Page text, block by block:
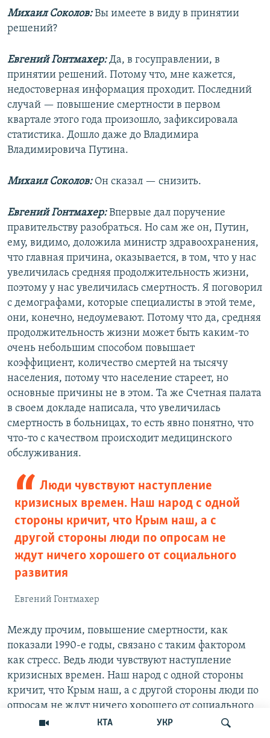
КТА УКР
Михаил Соколов:Вы имеете в виду в принятии
решений?
Евгений Гонтмахер:Да, в госуправлении, в
принятии решений. Потому что, мне кажется,
недостоверная информация проходит. Последний
случай — повышение смертности в первом
квартале этого года произошло, зафиксировала
статистика. Дошло даже до Владимира
Владимировича Путина.
Михаил Соколов:Он сказал — снизить.
Евгений Гонтмахер:Впервые дал поручение
правительству разобраться. Но сам же он, Путин,
ему, видимо, доложила министр здравоохранения,
что главная причина, оказывается, в том, что у нас
увеличилась средняя продолжительность жизни,
поэтому у нас увеличилась смертность. Я поговорил
с демографами, которые специалисты в этой теме,
они, конечно, недоумевают. Потому что да, средняя
продолжительность жизни может быть каким-то
очень небольшим способом повышает
коэффициент, количество смертей на тысячу
населения, потому что население стареет, но
основные причины не в этом. Та же Счетная палата
в своем докладе написала, что увеличилась
смертность в больницах, то есть явно понятно, что
что-то с качеством происходит медицинского
обслуживания.
Люди чувствуют наступление
кризисных времен. Наш народ с одной
стороны кричит, что Крым наш, а с
другой стороны люди по опросам не
ждут ничего хорошего от социального
развития
Евгений Гонтмахер
Между прочим, повышение смертности, как
показали 1990-е годы, связано с таким фактором
как стресс. Ведь люди чувствуют наступление
кризисных времен. Наш народ с одной стороны
кричит, что Крым наш, а с другой стороны люди по
опросам не ждут ничего хорошего от социального
развития. Вот это напряжение внутреннее, когда